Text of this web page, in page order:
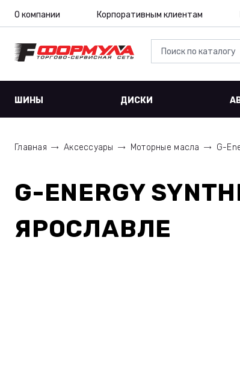
О компании Корпоративным клиентам
ШИНЫ ДИСКИ
Главная Аксессуары Моторные масла G-
G-ENERGY
ЯРОСЛАВЛЕ